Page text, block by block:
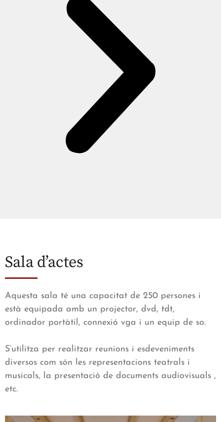
Sala d’actes
Aquesta sala té una capacitat de 250 persones i
està equipada amb un projector, dvd, tdt,
ordinador portàtil, connexió vga i un equip de so.
S’utilitza per realitzar reunions i esdeveniments
diversos com són les representacions teatrals i
musicals, la presentació de documents audiovisuals ,
etc.